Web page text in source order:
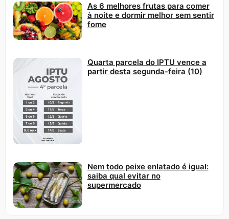
As 6 melhores frutas para comer
à noite e dormir melhor sem sentir
fome
Quarta parcela do IPTU vence a
partir desta segunda-feira (10)
Nem todo peixe enlatado é igual:
saiba qual evitar no
supermercado